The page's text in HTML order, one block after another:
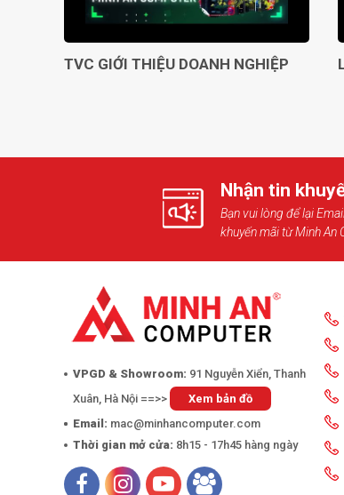
TVC GIỚI THIỆU DOANH NGHIỆP
Nhận tin
Bạn vui lòng để lại
khuyến mãi từ Minh An
VPGD & Showroom: 91 Nguyễn Xiển, Thanh
Xuân, Hà Nội ==>>
Xem bản đồ
Email: mac@minhancomputer.com
Thời gian mở cửa: 8h15 - 17h45 hàng ngày